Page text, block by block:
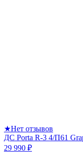
★Нет отзывов
ДС Porta R-3 4/П61
29 990 ₽